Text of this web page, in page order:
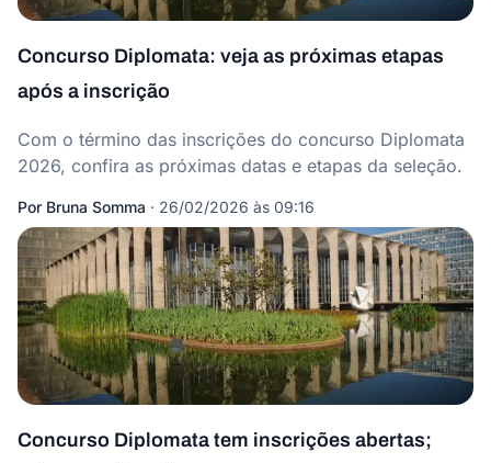
Concurso Diplomata: veja as próximas etapas
após a inscrição
Com o término das inscrições do concurso Diplomata
2026, confira as próximas datas e etapas da seleção.
Por Bruna Somma · 26/02/2026 às 09:16
Concurso Diplomata tem inscrições abertas;